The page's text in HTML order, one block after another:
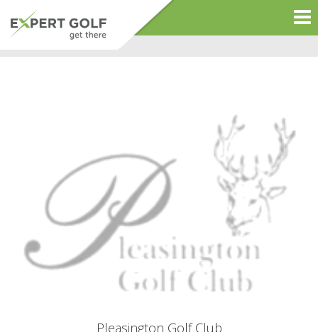
Pleasington Golf Club